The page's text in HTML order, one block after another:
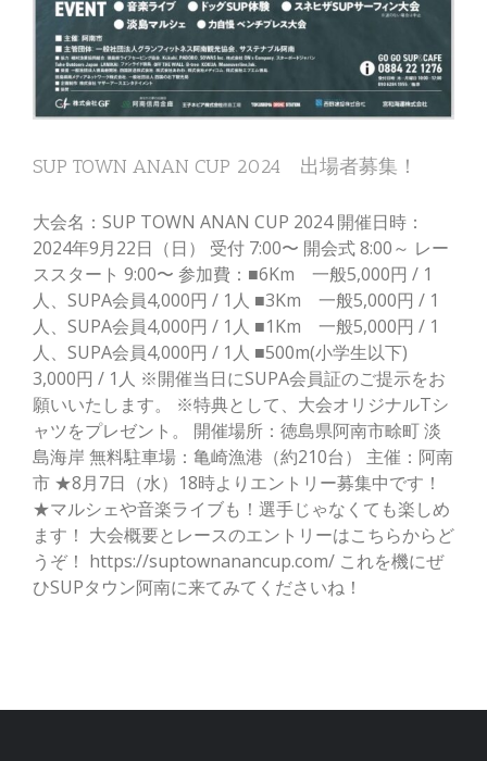
SUP TOWN ANAN CUP 2024 出場者募集！
大会名：SUP TOWN ANAN CUP 2024 開催日時：
2024年9月22日（日） 受付 7:00〜 開会式 8:00～ レー
ススタート 9:00〜 参加費：■6Km 一般5,000円 / 1
人、SUPA会員4,000円 / 1人 ■3Km 一般5,000円 / 1
人、SUPA会員4,000円 / 1人 ■1Km 一般5,000円 / 1
人、SUPA会員4,000円 / 1人 ■500m(小学生以下)
3,000円 / 1人 ※開催当日にSUPA会員証のご提示をお
願いいたします。 ※特典として、大会オリジナルTシ
ャツをプレゼント。 開催場所：徳島県阿南市畭町 淡
島海岸 無料駐車場：亀崎漁港（約210台） 主催：阿南
市 ★8月7日（水）18時よりエントリー募集中です！
★マルシェや音楽ライブも！選手じゃなくても楽しめ
ます！ 大会概要とレースのエントリーはこちらからど
うぞ！ https://suptownanancup.com/ これを機にぜ
ひSUPタウン阿南に来てみてくださいね！